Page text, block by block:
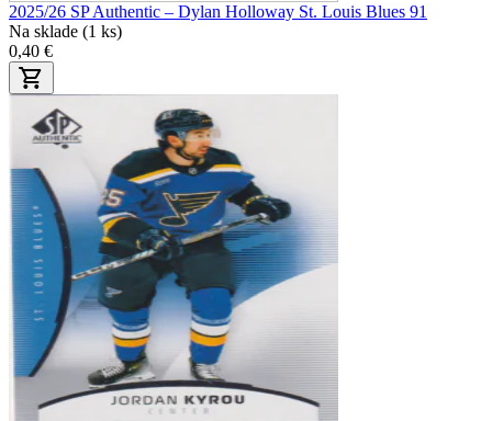
2025/26 SP Authentic – Dylan Holloway St. Louis Blues 91
Na sklade (1 ks)
0,40 €